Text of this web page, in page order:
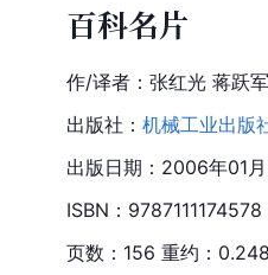
百科名片
作/译者：张红光 蒋跃军
出版社： 机械工业出版
出版日期：2006年01月
ISBN：
页数：156 重约：